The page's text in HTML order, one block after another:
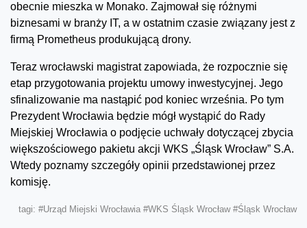
obecnie mieszka w Monako. Zajmował się różnymi
biznesami w branży IT, a w ostatnim czasie związany jest z
firmą Prometheus produkującą drony.
Teraz wrocławski magistrat zapowiada, że rozpocznie się
etap przygotowania projektu umowy inwestycyjnej. Jego
sfinalizowanie ma nastąpić pod koniec września. Po tym
Prezydent Wrocławia będzie mógł wystąpić do Rady
Miejskiej Wrocławia o podjęcie uchwały dotyczącej zbycia
większościowego pakietu akcji WKS „Śląsk Wrocław” S.A.
Wtedy poznamy szczegóły opinii przedstawionej przez
komisję.
tagi: #Urząd Miejski Wrocławia #WKS Śląsk Wrocław #Śląsk Wrocław